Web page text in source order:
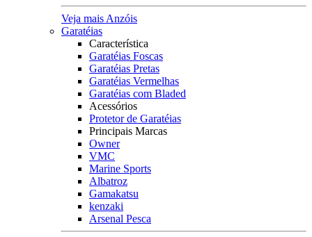
Veja mais Anzóis
Garatéias
Característica
Garatéias Foscas
Garatéias Pretas
Garatéias Vermelhas
Garatéias com Bladed
Acessórios
Protetor de Garatéias
Principais Marcas
Owner
VMC
Marine Sports
Albatroz
Gamakatsu
kenzaki
Arsenal Pesca